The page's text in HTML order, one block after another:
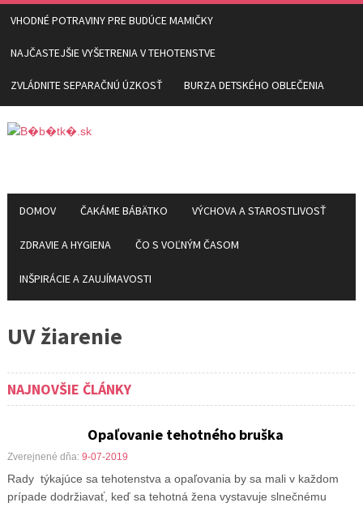
VHODNÉ POTRAVINY PRE BUDÚCE MAMIČKY
NAJČASTEJŠIE VYŠETRENIA V TEHOTENSTVE
ZVLÁDNITE SEPARAČNÚ ÚZKOSŤ BURZA DETSKÉHO OBLEČENIA
DOMOV ČAKÁME BÁBÄTKO VÝCHOVA A STAROSTLIVOSŤ
ZDRAVIE A HYGIENA ČO S VOĽNÝM ČASOM
INŠPIRÁCIE A ZAUJÍMAVOSTI
UV žiarenie
NAJNOVŠIE ČLÁNKY
Opaľovanie tehotného bruška
Zverejnené dňa: 9-07-2019
Rady týkajúce sa tehotenstva a opaľovania by sa mali v každom
prípade dodržiavať, keď sa tehotná žena vystavuje slnečnému